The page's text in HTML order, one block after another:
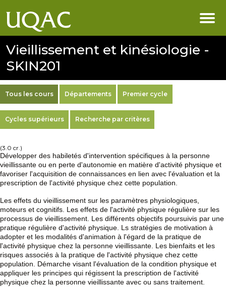
Vieillissement et kinésiologie -
SKIN201
Tous les cours Départements Premier cycle
Cycles supérieurs Recherche par critères
(3.0 cr.)
Développer des habiletés d'intervention spécifiques à la personne
vieillissante ou en perte d'autonomie en matière d'activité physique et
favoriser l'acquisition de connaissances en lien avec l'évaluation et la
prescription de l'activité physique chez cette population.
Les effets du vieillissement sur les paramètres physiologiques,
moteurs et cognitifs. Les effets de l'activité physique régulière sur les
processus de vieillissement. Les différents objectifs poursuivis par une
pratique régulière d'activité physique. Ls stratégies de motivation à
adopter et les modalités d'animation à l'égard de la pratique de
l'activité physique chez la personne vieillissante. Les bienfaits et les
risques associés à la pratique de l'activité physique chez cette
population. Démarche visant l'évaluation de la condition physique et
appliquer les principes qui régissent la prescription de l'activité
physique chez la personne vieillissante avec ou sans traitement.